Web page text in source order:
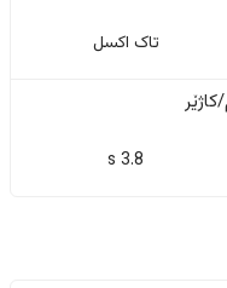
تاک اکسل
3.8 s